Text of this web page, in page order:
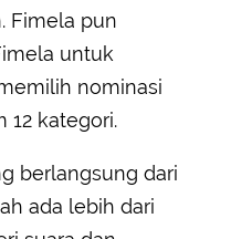
Fimela pun
untuk
nominasi
12 kategori.
berlangsung dari
ada lebih dari